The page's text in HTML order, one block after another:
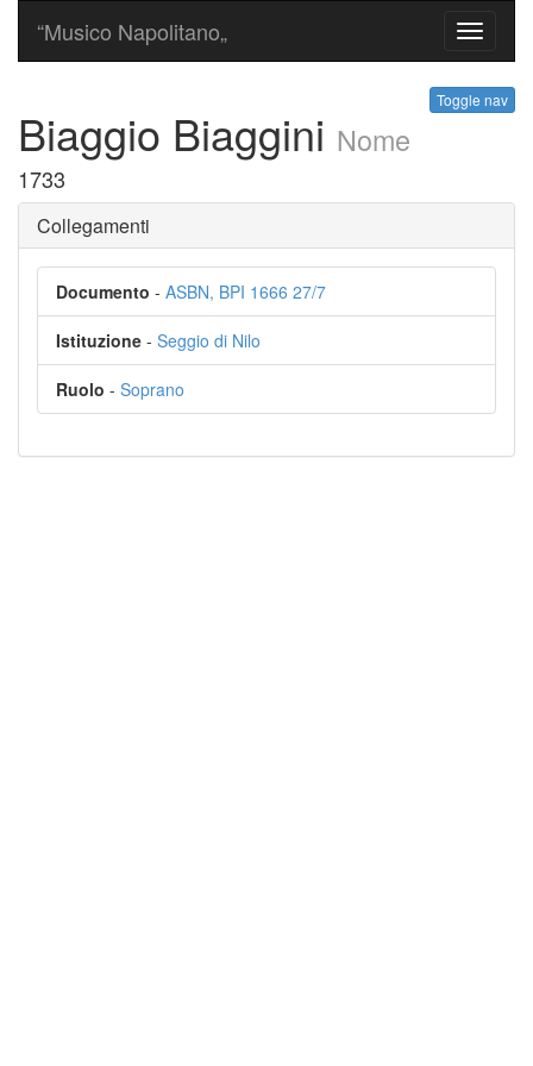
Toggle
“Musico Napolitano„
Toggle nav
Biaggio Biaggini Nome
1733
Collegamenti
Documento - ASBN, BPI 1666 27/7
Istituzione - Seggio di Nilo
Ruolo - Soprano